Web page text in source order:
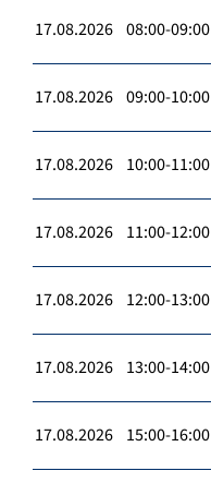
17.08.2026 08:00-09:00
17.08.2026 09:00-10:00
17.08.2026 10:00-11:00
17.08.2026 11:00-12:00
17.08.2026 12:00-13:00
17.08.2026 13:00-14:00
17.08.2026 15:00-16:00